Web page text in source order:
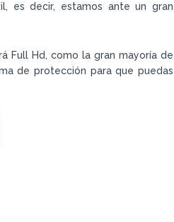
es decir, estamos ante un gran
Full Hd, como la gran mayoría de
de protección para que puedas